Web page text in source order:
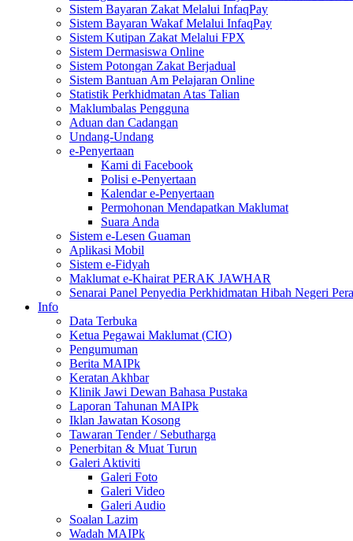
Sistem Bayaran Zakat Melalui InfaqPay
Sistem Bayaran Wakaf Melalui InfaqPay
Sistem Kutipan Zakat Melalui FPX
Sistem Dermasiswa Online
Sistem Potongan Zakat Berjadual
Sistem Bantuan Am Pelajaran Online
Statistik Perkhidmatan Atas Talian
Maklumbalas Pengguna
Aduan dan Cadangan
Undang-Undang
e-Penyertaan
Kami di Facebook
Polisi e-Penyertaan
Kalendar e-Penyertaan
Permohonan Mendapatkan Maklumat
Suara Anda
Sistem e-Lesen Guaman
Aplikasi Mobil
Sistem e-Fidyah
Maklumat e-Khairat PERAK JAWHAR
Senarai Panel Penyedia Perkhidmatan Hibah Negeri
Info
Data Terbuka
Ketua Pegawai Maklumat (CIO)
Pengumuman
Berita MAIPk
Keratan Akhbar
Klinik Jawi Dewan Bahasa Pustaka
Laporan Tahunan MAIPk
Iklan Jawatan Kosong
Tawaran Tender / Sebutharga
Penerbitan & Muat Turun
Galeri Aktiviti
Galeri Foto
Galeri Video
Galeri Audio
Soalan Lazim
Wadah MAIPk